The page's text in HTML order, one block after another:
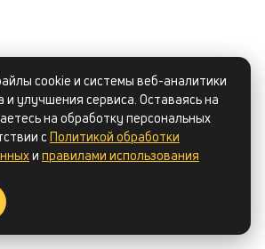
cookie и системы веб-аналитики
и улучшения сервиса. Оставаясь на
на обработку персональных
сПолитикой обработки
и правилами использования